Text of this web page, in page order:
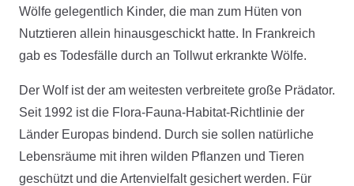
Wölfe gelegentlich Kinder, die man zum Hüten von
Nutztieren allein hinausgeschickt hatte. In Frankreich
gab es Todesfälle durch an Tollwut erkrankte Wölfe.
Der Wolf ist der am weitesten verbreitete große Prädator.
Seit 1992 ist die Flora-Fauna-Habitat-Richtlinie der
Länder Europas bindend. Durch sie sollen natürliche
Lebensräume mit ihren wilden Pflanzen und Tieren
geschützt und die Artenvielfalt gesichert werden. Für